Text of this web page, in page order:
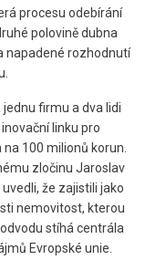
procesu odebírání
polovině dubna
napadené rozhodnutí
firmu a dva lidi
linku pro
100 milionů korun.
zločinu Jaroslav
že zajistili jako
nemovitost, kterou
stíhá centrála
Evropské unie.